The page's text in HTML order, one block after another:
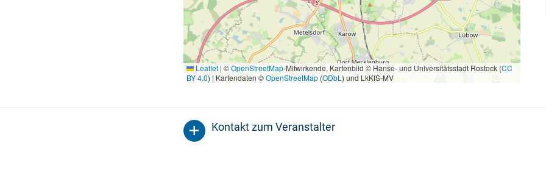
Leaflet | ©OpenStreetMap-Mitwirkende, Kartenbild © Hanse- und Universitätsstadt Rostock (CC
BY 4.0) | Kartendaten ©OpenStreetMap(ODbL ) und LkKfS-MV
Kontakt zum Veranstalter